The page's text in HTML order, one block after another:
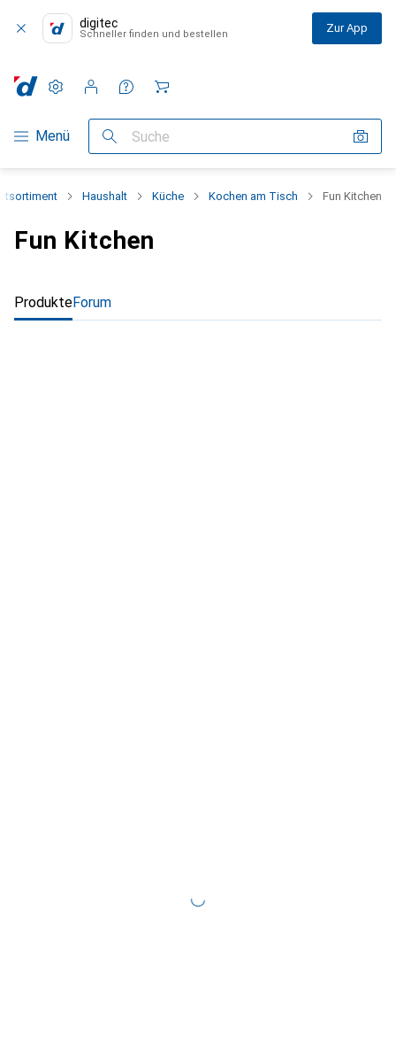
digitec
Schneller finden und bestellen Zur App
Navigation nach Kategorien
Menü Suche
Einstellungen
Kundenkonto
Vergleichslisten
Merklisten
Warenkorb
Haushalt Küche Kochen am Tisch Fun Kitchen
Fun Kitchen
ProdukteForum